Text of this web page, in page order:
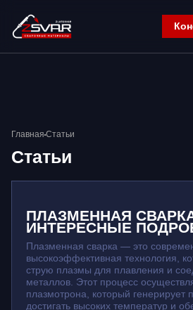
Главная Статьи
Статьи
ПЛАЗМЕННАЯ
ИНТЕРЕСНЫЕ
Плазменная сварка — это
высокоэффективная технология,
струю плазмы для плавления и
металлов. Этот процесс
плазмотрона, который генерирует
достигать высоких температур и